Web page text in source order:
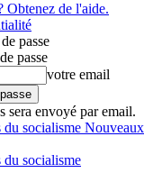
Obtenez de l'aide.
passe
passe
votre email
sera envoyé par email.